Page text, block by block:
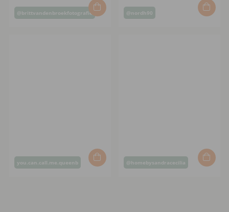
Post
@brittvandenbroekfotografie
Post
@nordh90
Post
you.can.call.me.queenb
Post
@homebysandracecilia